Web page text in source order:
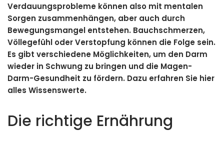
Verdauungsprobleme können also mit mentalen
Sorgen zusammenhängen, aber auch durch
Bewegungsmangel entstehen. Bauchschmerzen,
Völlegefühl oder Verstopfung können die Folge sein.
Es gibt verschiedene Möglichkeiten, um den Darm
wieder in Schwung zu bringen und die Magen-
Darm-Gesundheit zu fördern. Dazu erfahren Sie hier
alles Wissenswerte.
Die richtige Ernährung